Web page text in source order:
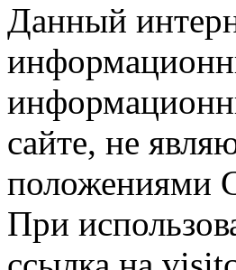
Данный
сайте, не
положениями
При